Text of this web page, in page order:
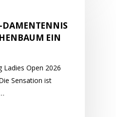
DAMENTENNIS
EIN
Ladies Open 2026
Sensation ist